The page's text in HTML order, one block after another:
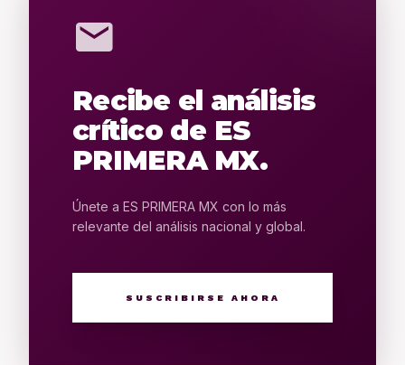
mail
Recibe el análisis
crítico de ES
PRIMERA MX.
Únete a ES PRIMERA MX con lo más
relevante del análisis nacional y global.
SUSCRIBIRSE AHORA